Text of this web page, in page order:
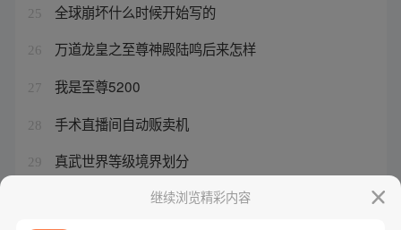
25 全球崩坏什么时候开始写的
26 万道龙皇之至尊神殿陆鸣后来怎样
27 我是至尊5200
28 手术直播间自动贩卖机
29 真武世界等级境界划分
问丹朱男主角身份继续浏览精彩内容